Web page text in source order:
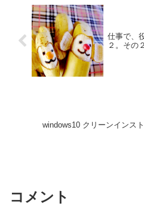
仕事で、
２。その２
windows10 クリーンインス
コメント